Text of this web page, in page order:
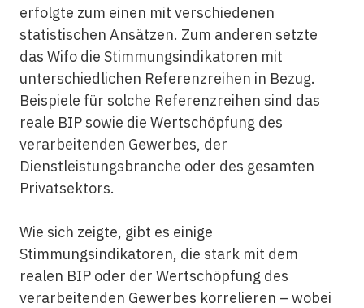
erfolgte zum einen mit verschiedenen
statistischen Ansätzen. Zum anderen setzte
das Wifo die Stimmungsindikatoren mit
unterschiedlichen Referenzreihen in Bezug.
Beispiele für solche Referenzreihen sind das
reale BIP sowie die Wertschöpfung des
verarbeitenden Gewerbes, der
Dienstleistungsbranche oder des gesamten
Privatsektors.
Wie sich zeigte, gibt es einige
Stimmungsindikatoren, die stark mit dem
realen BIP oder der Wertschöpfung des
verarbeitenden Gewerbes korrelieren – wobei